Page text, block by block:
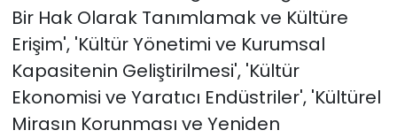
Bir Hak Olarak Tanımlamak ve Kültüre
Erişim', 'Kültür Yönetimi ve Kurumsal
Kapasitenin Geliştirilmesi', 'Kültür
Ekonomisi ve Yaratıcı Endüstriler', 'Kültürel
Mirasın Korunması ve Yeniden